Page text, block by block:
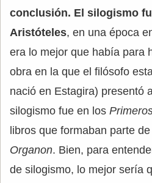
conclusión. El silogismo
Aristóteles, en una época
era lo mejor que había para
obra en la que el filósofo
nació en Estagira) presentó
silogismo fue en los
libros que formaban parte
Organon. Bien, para
de silogismo, lo mejor sería